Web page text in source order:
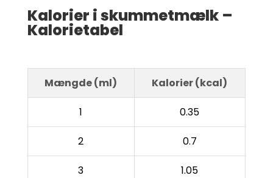
Kalorier i skummetmælk –
Kalorietabel
Mængde (ml) Kalorier (kcal)
1 0.35
2 0.7
3 1.05